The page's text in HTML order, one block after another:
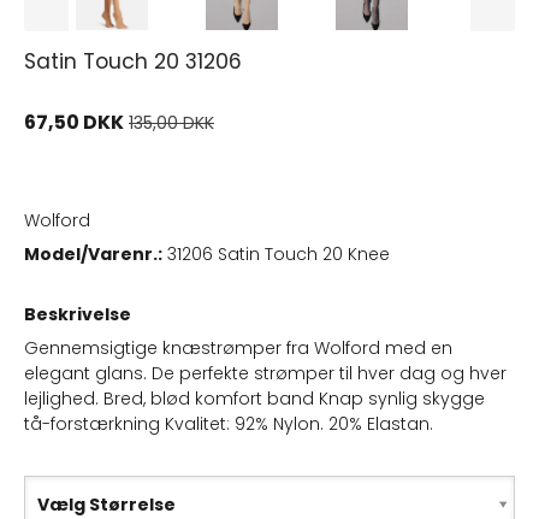
Satin Touch 20 31206
67,50 DKK 135,00 DKK
Wolford
Model/Varenr.: 31206 Satin Touch 20 Knee
Beskrivelse
Gennemsigtige knæstrømper fra Wolford med en
elegant glans. De perfekte strømper til hver dag og hver
lejlighed. Bred, blød komfort band Knap synlig skygge
tå-forstærkning Kvalitet: 92% Nylon. 20% Elastan.
Vælg Størrelse